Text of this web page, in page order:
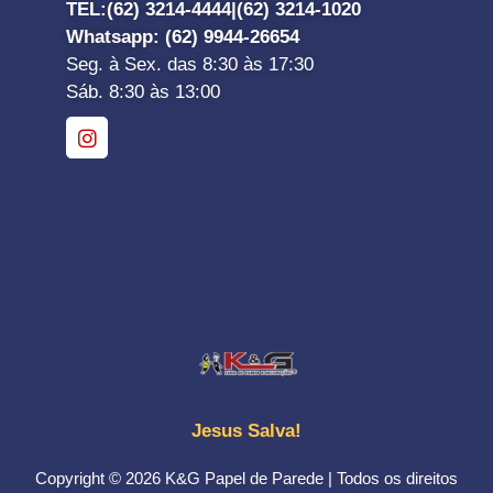
TEL:(62) 3214-4444| (62) 3214-1020
Whatsapp: (62) 9944-26654
Seg. à Sex. das 8:30 às 17:30
Sáb. 8:30 às 13:00
Jesus Salva!
Copyright © 2026 K&G Papel de Parede | Todos os direitos